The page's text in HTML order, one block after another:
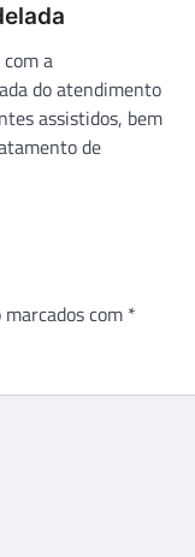
a
do atendimento
assistidos, bem
de
com *